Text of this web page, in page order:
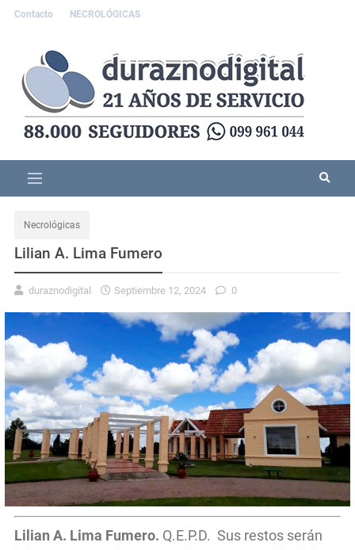
Contacto NECROLÓGICAS
Necrológicas
Lilian A. Lima Fumero
duraznodigital Septiembre 12, 2024 0
Lilian A. Lima Fumero. Q.E.P.D. Sus restos serán